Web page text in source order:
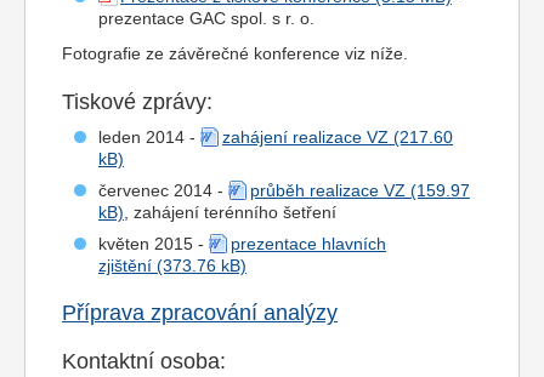
prezentace GAC spol. s r. o.
Fotografie ze závěrečné konference viz níže.
Tiskové zprávy:
leden 2014 - zahájení realizace VZ
červenec 2014 -
průběh realizace VZ
, zahájení terénního šetření
květen 2015 -
prezentace hlavních
zjištění
Příprava zpracování analýzy
Kontaktní osoba: